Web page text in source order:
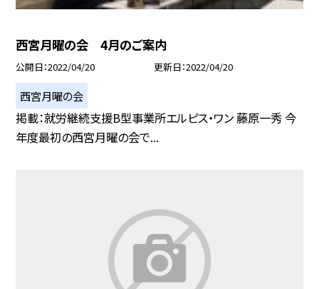
西宮月曜の会 4月のご案内
公開日 2022/04/20 更新日 2022/04/20
西宮月曜の会
掲載：就労継続支援B型事業所エルピス・ワン 藤原一秀 今
年度最初の西宮月曜の会で...